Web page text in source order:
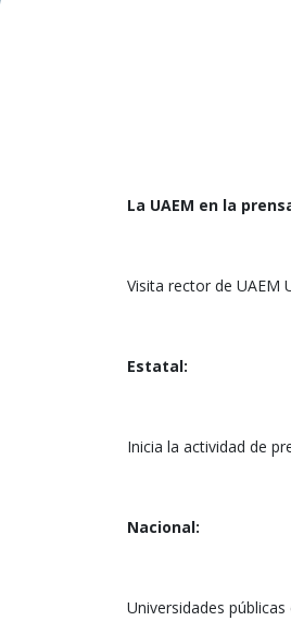
La UAEM en la
Visita rector de UAEM
Estatal:
Inicia la actividad de
Nacional:
Universidades